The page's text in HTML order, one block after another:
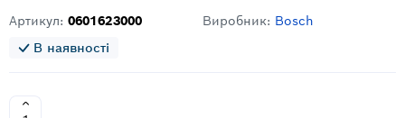
Артикул: 0601623000 Виробник: Bosch
В наявності